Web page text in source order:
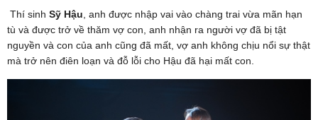
Thí sinh Sỹ Hậu , anh được nhập vai vào chàng trai vừa mãn hạn
tù và được trở về thăm vợ con, anh nhận ra người vợ đã bị tật
nguyền và con của anh cũng đã mất, vợ anh không chịu nổi sự thật
mà trở nên điên loạn và đỗ lỗi cho Hậu đã hại mất con.